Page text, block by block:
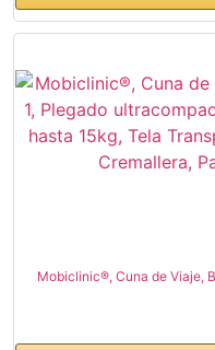
Mobiclinic®, Cuna de Viaje,